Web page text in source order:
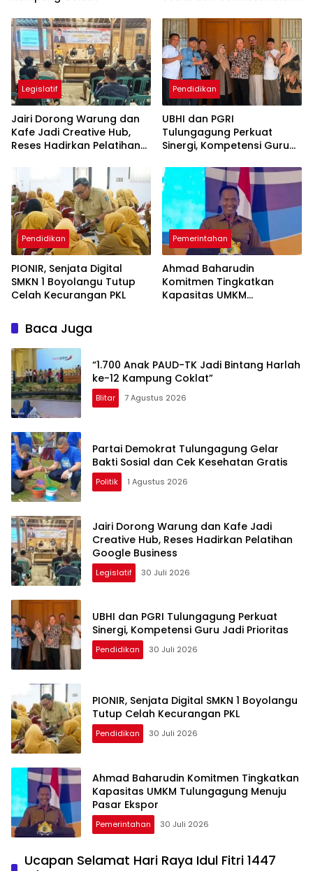
Legislatif
Jairi Dorong Warung dan
Kafe Jadi Creative Hub,
Reses Hadirkan Pelatihan
Pendidikan
UBHI dan PGRI
Tulungagung Perkuat
Sinergi, Kompetensi Guru
Pendidikan
PIONIR, Senjata Digital
SMKN 1 Boyolangu Tutup
Celah Kecurangan PKL
Pemerintahan
Ahmad Baharudin
Komitmen Tingkatkan
Kapasitas UMKM
Baca Juga
“1.700 Anak PAUD-TK Jadi Bintang Harlah
ke-12 Kampung Coklat”
Blitar 7 Agustus 2026
Partai Demokrat Tulungagung Gelar
Bakti Sosial dan Cek Kesehatan Gratis
Politik 1 Agustus 2026
Jairi Dorong Warung dan Kafe Jadi
Creative Hub, Reses Hadirkan Pelatihan
Google Business
Legislatif 30 Juli 2026
UBHI dan PGRI Tulungagung Perkuat
Sinergi, Kompetensi Guru Jadi Prioritas
Pendidikan 30 Juli 2026
PIONIR, Senjata Digital SMKN 1 Boyolangu
Tutup Celah Kecurangan PKL
Pendidikan 30 Juli 2026
Ahmad Baharudin Komitmen Tingkatkan
Kapasitas UMKM Tulungagung Menuju
Pasar Ekspor
Pemerintahan 30 Juli 2026
Ucapan Selamat Hari Raya Idul Fitri 1447